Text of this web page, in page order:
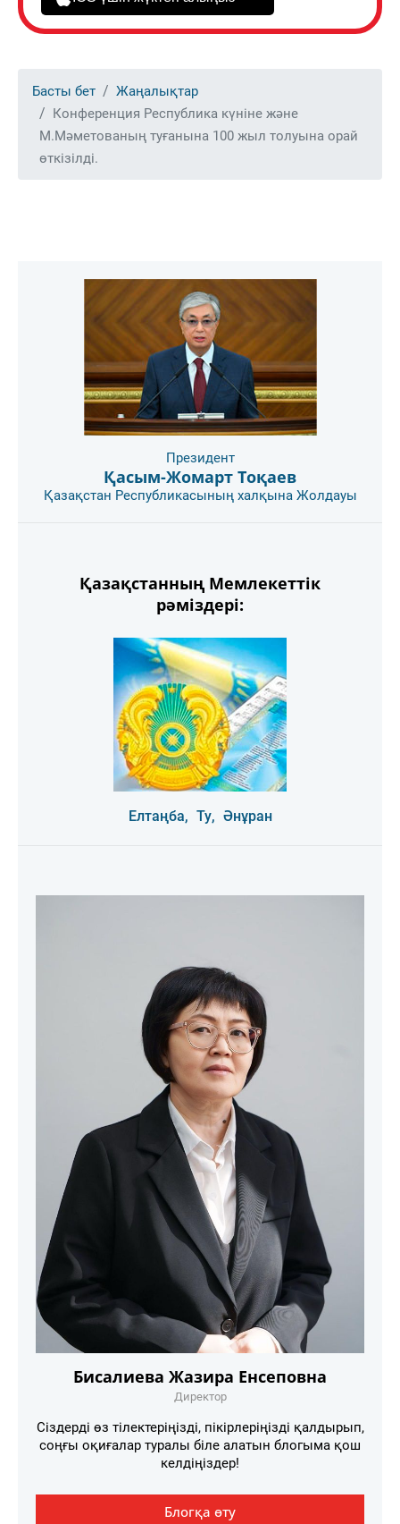
Басты бет
Жаңалықтар
Конференция Республика күніне және
М.Мәметованың туғанына 100 жыл толуына орай
өткізілді.
Президент
Қасым-Жомарт Тоқаев
Қазақстан Республикасының халқына Жолдауы
Қазақстанның Мемлекеттік
рәміздері:
Елтаңба, Ту, Әнұран
Бисалиева Жазира Енсеповна
Директор
Сіздерді өз тілектеріңізді, пікірлеріңізді қалдырып,
соңғы оқиғалар туралы біле алатын блогыма қош
келдіңіздер!
Блогқа өту